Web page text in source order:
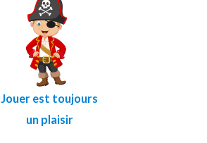
Jouer est toujours
un plaisir